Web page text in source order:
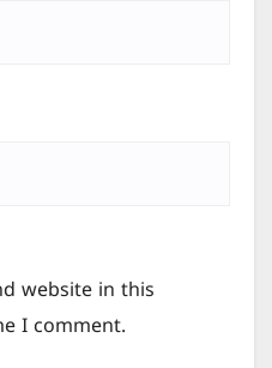
website in this
I comment.